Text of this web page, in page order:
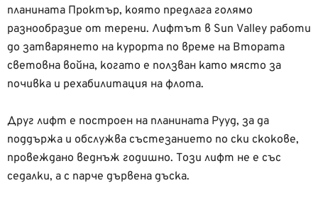
планината Проктър, която предлага голямо
разнообразие от терени. Лифтът в Sun Valley работи
до затварянето на курорта по време на Втората
световна война, когато е ползван като място за
почивка и рехабилитация на флота.
Друг лифт е построен на планината Рууд, за да
поддържа и обслужва състезанието по ски скокове,
провеждано веднъж годишно. Този лифт не е със
седалки, а с парче дървена дъска.